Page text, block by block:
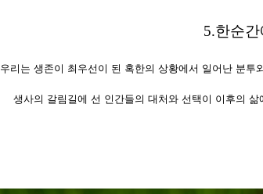
5.한순간
우리는 생존이 최우선이 된 혹한의 상황에서 일어난 분투
생사의 갈림길에 선 인간들의 대처와 선택이 이후의